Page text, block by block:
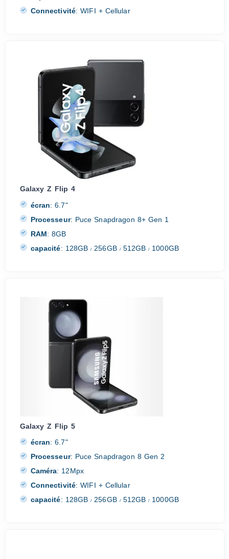
Connectivité: WIFI + Cellular
Galaxy Z Flip 4
écran: 6.7"
Processeur: Puce Snapdragon 8+ Gen 1
RAM: 8GB
capacité: 128GB/ 256GB /512GB/ 1000GB
Galaxy Z Flip 5
écran: 6.7"
Processeur: Puce Snapdragon 8 Gen 2
Caméra: 12Mpx
Connectivité: WIFI + Cellular
capacité: 128GB/ 256GB /512GB/ 1000GB